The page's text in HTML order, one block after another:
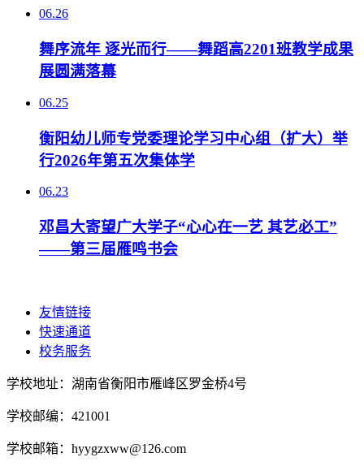
06.26
舞序流年 逐光而行——舞蹈高2201班教学成果
展圆满落幕
06.25
衡阳幼儿师专党委理论学习中心组（扩大）举
行2026年第五次集体学
06.23
邓昌大寄望广大学子“心心在一艺 其艺必工”
——第三届雁鸣书会
友情链接
快速通道
校务服务
学校地址：湖南省衡阳市雁峰区罗金桥4号
学校邮编：421001
学校邮箱：hyygzxww@126.com